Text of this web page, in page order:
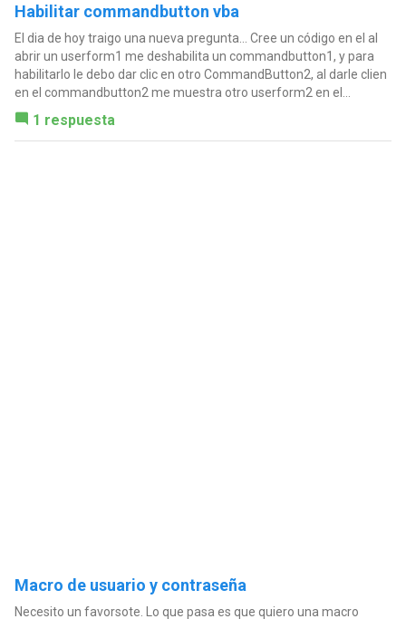
Habilitar commandbutton vba
El dia de hoy traigo una nueva pregunta... Cree un código en el al
abrir un userform1 me deshabilita un commandbutton1, y para
habilitarlo le debo dar clic en otro CommandButton2, al darle clien
en el commandbutton2 me muestra otro userform2 en el...
1 respuesta
Macro de usuario y contraseña
Necesito un favorsote. Lo que pasa es que quiero una macro